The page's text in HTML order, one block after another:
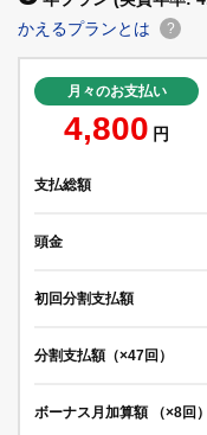
かえるプランとは
?
月々のお支払い
4,800 円
支払総額
頭金
初回分割支払額
分割支払額（×47回）
ボーナス月加算額 （×8回）